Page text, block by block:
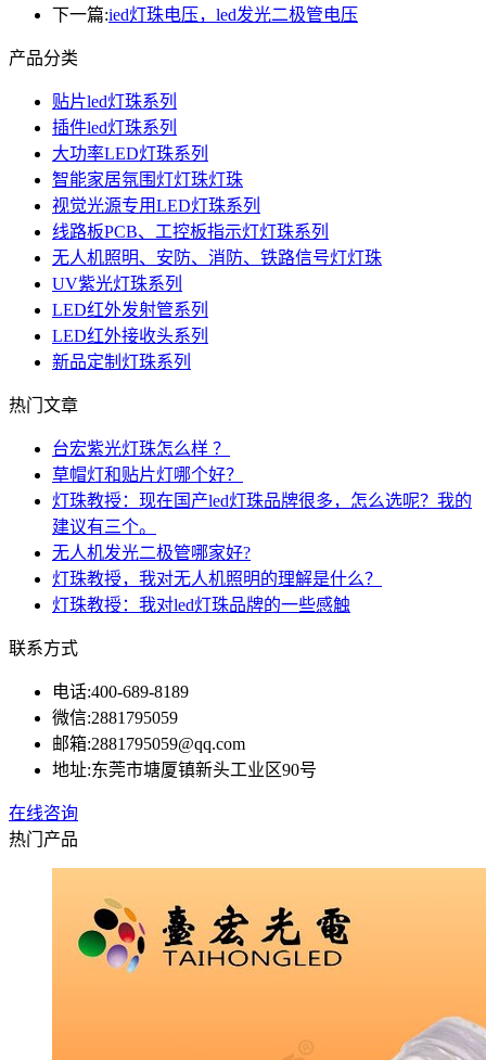
下一篇:ied灯珠电压，led发光二极管电压
产品分类
贴片led灯珠系列
插件led灯珠系列
大功率LED灯珠系列
智能家居氛围灯灯珠灯珠
视觉光源专用LED灯珠系列
线路板PCB、工控板指示灯灯珠系列
无人机照明、安防、消防、铁路信号灯灯珠
UV紫光灯珠系列
LED红外发射管系列
LED红外接收头系列
新品定制灯珠系列
热门文章
台宏紫光灯珠怎么样 ？
草帽灯和贴片灯哪个好？
灯珠教授：现在国产led灯珠品牌很多，怎么选呢？我的
建议有三个。
无人机发光二极管哪家好?
灯珠教授，我对无人机照明的理解是什么？
灯珠教授：我对led灯珠品牌的一些感触
联系方式
电话:400-689-8189
微信:2881795059
邮箱:2881795059@qq.com
地址:东莞市塘厦镇新头工业区90号
在线咨询
热门产品